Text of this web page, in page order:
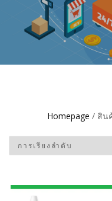
Homepage / สิน